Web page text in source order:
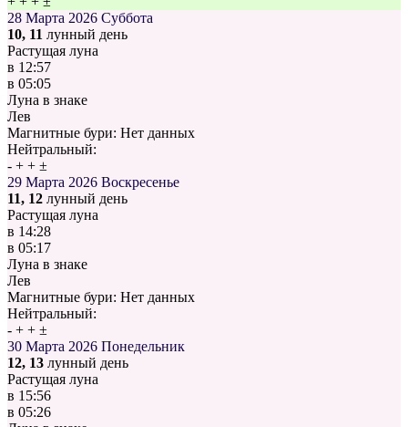
28 Марта 2026 Суббота
10, 11 лунный день
Растущая луна
в 12:57
в 05:05
Луна в знаке
Лев
Магнитные бури: Нет данных
Нейтральный:
- + + ±
29 Марта 2026 Воскресенье
11, 12 лунный день
Растущая луна
в 14:28
в 05:17
Луна в знаке
Лев
Магнитные бури: Нет данных
Нейтральный:
- + + ±
30 Марта 2026 Понедельник
12, 13 лунный день
Растущая луна
в 15:56
в 05:26